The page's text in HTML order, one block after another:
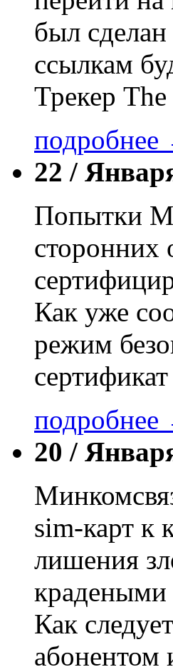
был сделан
ссылкам
Трекер The
подробнее
22 /
Попытки
Как уже
режим
подробнее
20 /
sim-карт к
лишения
крадеными
Как
абонентом